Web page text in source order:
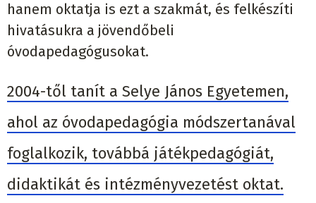
hanem oktatja is ezt a szakmát, és felkészíti
hivatásukra a jövendőbeli
óvodapedagógusokat.
2004-től tanít a Selye János Egyetemen,
ahol az óvodapedagógia módszertanával
foglalkozik, továbbá játékpedagógiát,
didaktikát és intézményvezetést oktat.